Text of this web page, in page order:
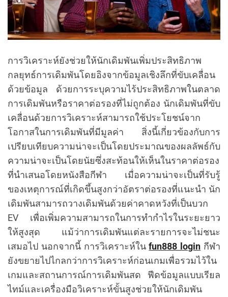
การวิเคราะห์ยังช่วยให้นักเดิมพันเพิ่มประสิทธิภาพ
กลยุทธ์การเดิมพันโดยอิงจากข้อมูลเชิงลึกที่ขับเคลื่อน
ด้วยข้อมูล ด้วยการระบุความไร้ประสิทธิภาพในตลาด
การเดิมพันหรือราคาต่อรองที่ไม่ถูกต้อง นักเดิมพันที่ขับ
เคลื่อนด้วยการวิเคราะห์สามารถใช้ประโยชน์จาก
โอกาสในการเดิมพันที่มีมูลค่า สิ่งนี้เกี่ยวข้องกับการ
เปรียบเทียบความน่าจะเป็นโดยประมาณของผลลัพธ์กับ
ความน่าจะเป็นโดยนัยซึ่งสะท้อนให้เห็นในราคาต่อรอง
ที่นำเสนอโดยหนังสือกีฬา เมื่อความน่าจะเป็นที่รับรู้
ของเหตุการณ์ที่เกิดขึ้นสูงกว่าอัตราต่อรองที่แนะนำ นัก
เดิมพันสามารถวางเดิมพันด้วยค่าคาดหวังที่เป็นบวก
EV เพื่อเพิ่มความสามารถในการทำกำไรในระยะยาว
ให้สูงสุด แม้ว่าการเดิมพันแต่ละรายการจะไม่ชนะ
เสมอไป นอกจากนี้ การวิเคราะห์ในfun888 login กีฬา
ยังขยายไปไกลกว่าการวิเคราะห์ก่อนเกมเพื่อรวมไว้ใน
เกมและสถานการณ์การเดิมพันสด ฟีดข้อมูลแบบเรียล
ไทม์และเครื่องมือวิเคราะห์ขั้นสูงช่วยให้นักเดิมพัน